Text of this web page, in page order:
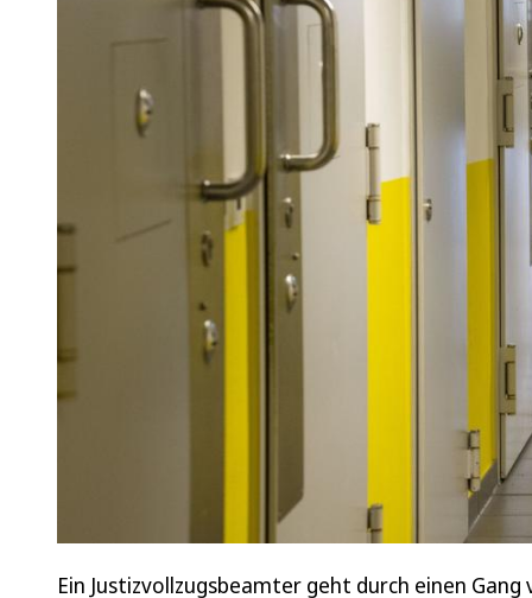
Ein Justizvollzugsbeamter geht durch einen